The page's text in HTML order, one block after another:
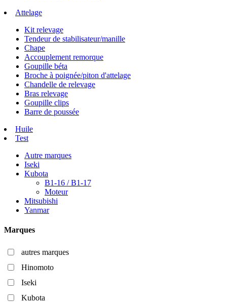
Attelage
Kit relevage
Tendeur de stabilisateur/manille
Chape
Accouplement remorque
Goupille béta
Broche à poignée/piton d'attelage
Chandelle de relevage
Bras relevage
Goupille clips
Barre de poussée
Huile
Test
Autre marques
Iseki
Kubota
B1-16 / B1-17
Moteur
Mitsubishi
Yanmar
Marques
autres marques
Hinomoto
Iseki
Kubota